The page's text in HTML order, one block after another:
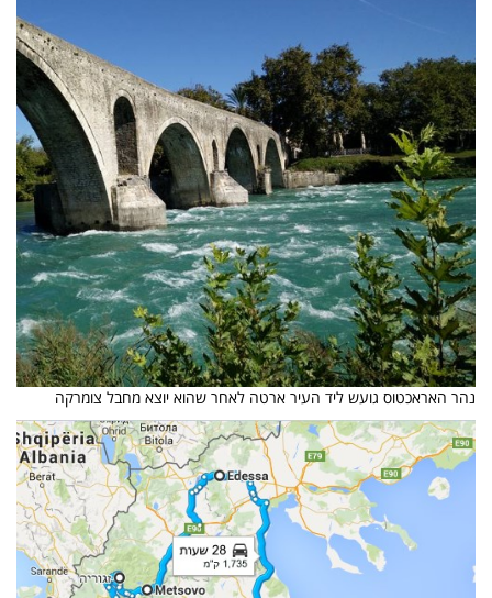
נהר האראכטוס גועש ליד העיר ארטה לאחר שהוא יוצא מחבל צומרקה